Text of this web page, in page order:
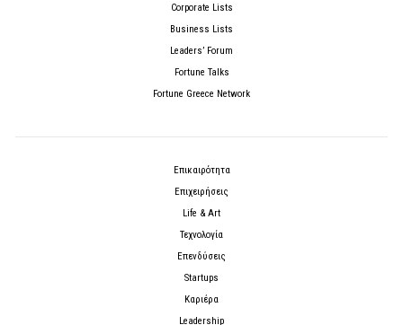
Corporate Lists
Business Lists
Leaders’ Forum
Fortune Talks
Fortune Greece Network
Επικαιρότητα
Επιχειρήσεις
Life & Art
Τεχνολογία
Επενδύσεις
Startups
Καριέρα
Leadership